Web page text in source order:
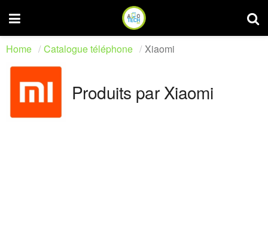
Home Catalogue téléphone Xiaomi
Produits par Xiaomi